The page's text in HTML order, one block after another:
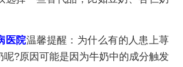
医院温馨提醒：为什么有的人患上荨
呢?原因可能是因为牛奶中的成分触发